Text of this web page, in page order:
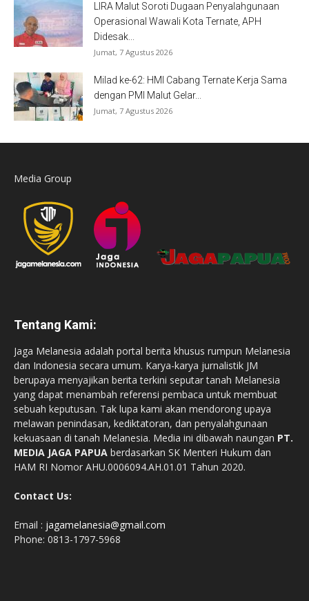
LIRA Malut Soroti Dugaan Penyalahgunaan
Operasional Wawali Kota Ternate, APH
Didesak...
Jumat, 7 Agustus 2026
Milad ke-62: HMI Cabang Ternate Kerja Sama
dengan PMI Malut Gelar...
Jumat, 7 Agustus 2026
Media Group
Tentang Kami:
Jaga Melanesia adalah portal berita khusus rumpun Melanesia
dan Indonesia secara umum. Karya-karya jurnalistik JM
berupaya menyajikan berita terkini seputar tanah Melanesia
yang dapat menambah referensi pembaca untuk membuat
sebuah keputusan. Tak lupa kami akan mendorong upaya
melawan penindasan, kediktatoran, dan penyalahgunaan
kekuasaan di tanah Melanesia. Media ini dibawah naungan PT.
MEDIA JAGA PAPUA berdasarkan SK Menteri Hukum dan
HAM RI Nomor AHU.0006094.AH.01.01 Tahun 2020.
Contact Us:
Email : jagamelanesia@gmail.com
Phone: 0813-1797-5968